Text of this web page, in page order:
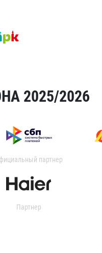
2025/2026
партнер
Партнер